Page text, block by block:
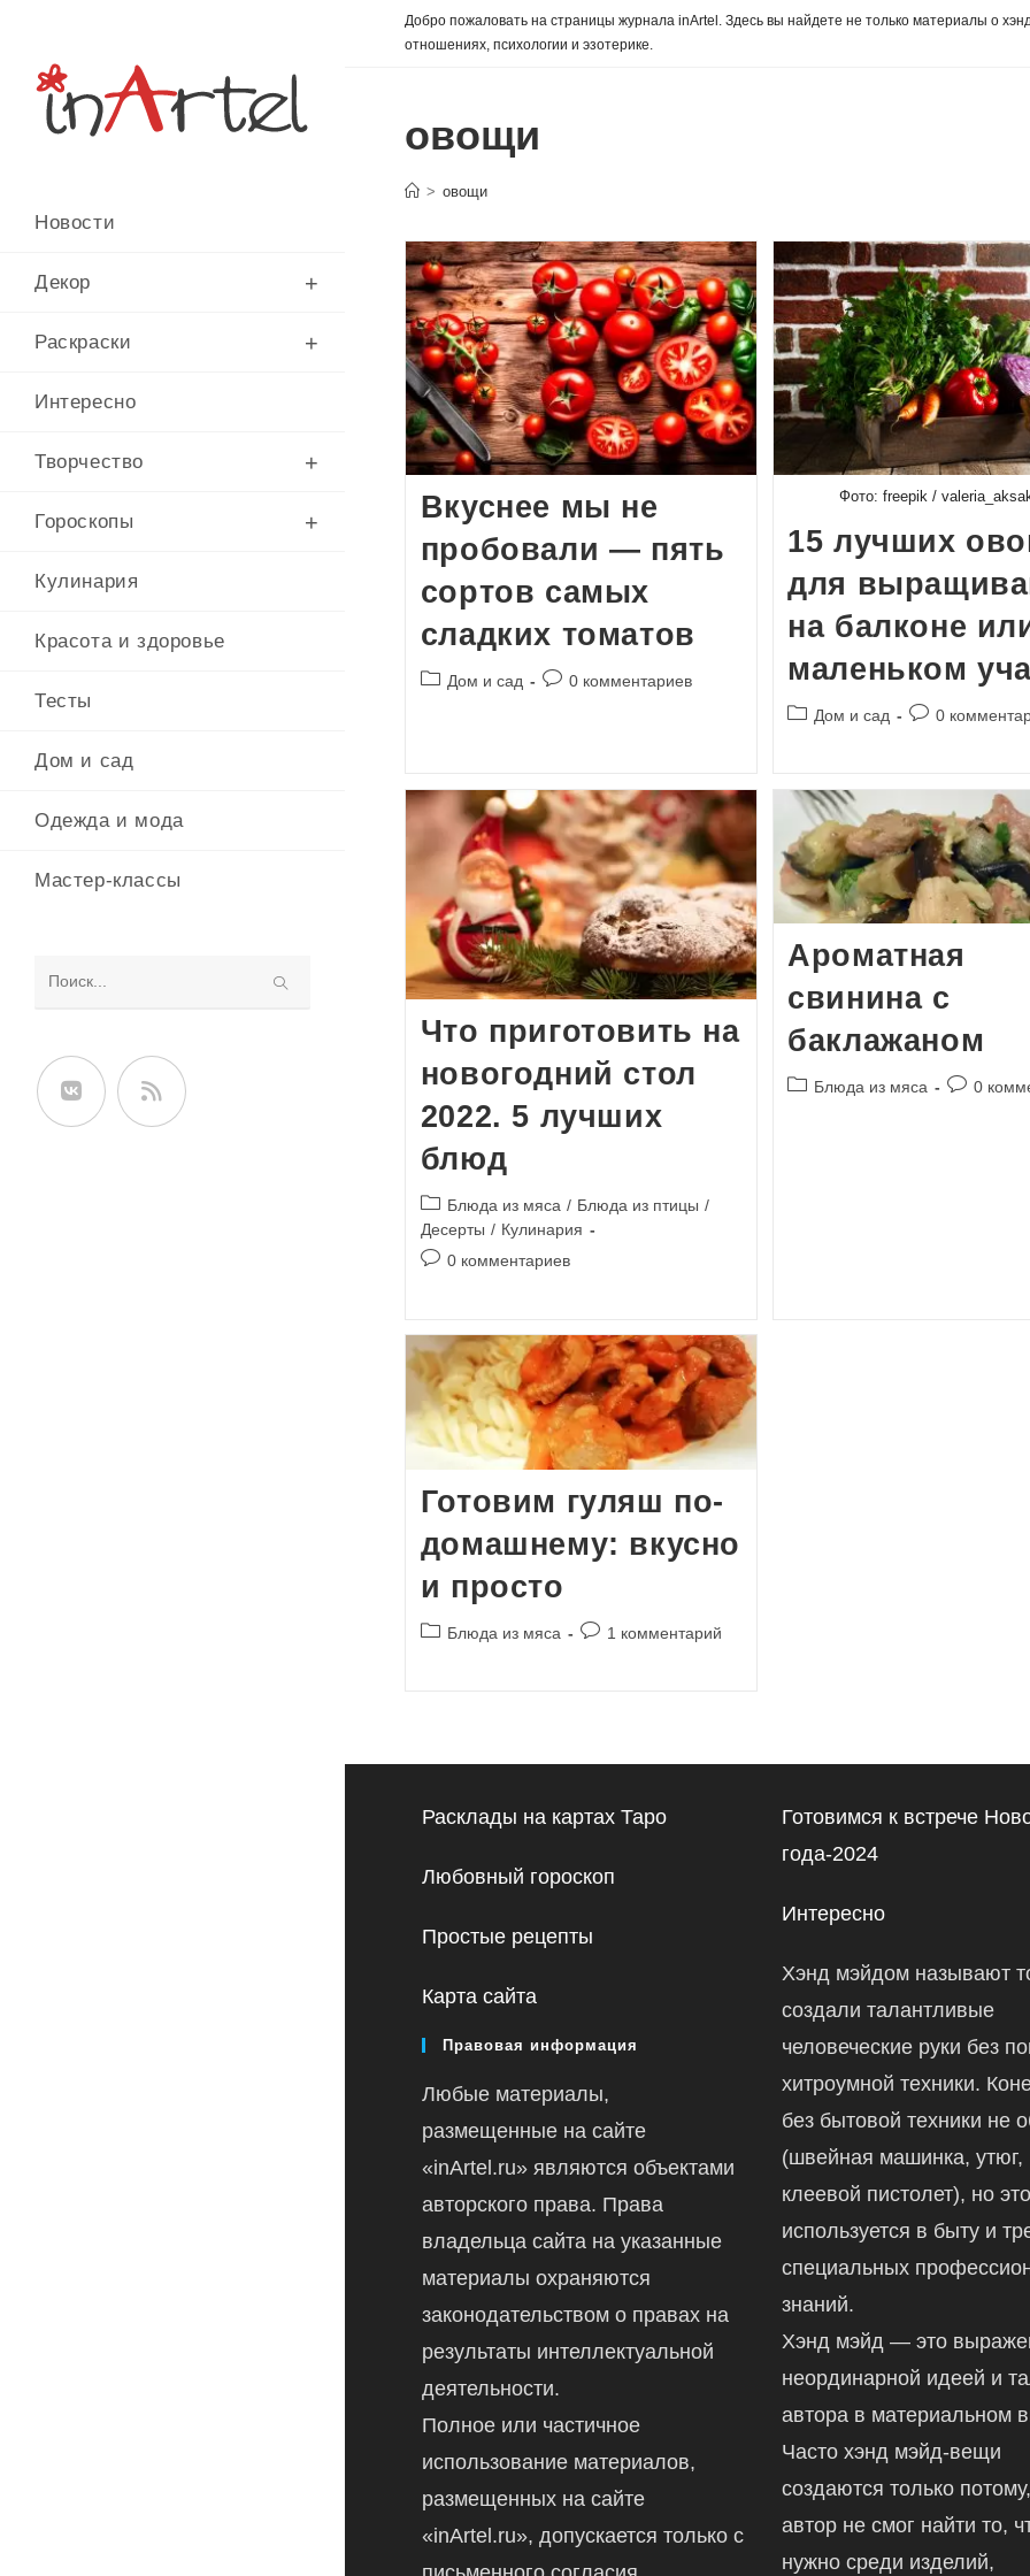
ПерейтиДобро пожаловать на страницы журнала inArtel. Здесь вы найдете не только материалы о
отношениях, психологии и эзотерике.
Новости
Декор
Раскраски
Интересно
Творчество
Гороскопы
Кулинария
Красота и здоровье
Тесты
Дом и сад
Одежда и мода
Мастер-классы
сайте
овощи
> овощи
Вкуснее мы не
пробовали — пять
сортов самых
сладких томатов
РубрикаДом и сад
Комментарии
0 комментариев
Фото: freepik /
15 лучших
для
на балконе
маленьком
РубрикаДом и сад
Комментарии
0
Что приготовить на
новогодний стол
2022. 5 лучших
блюд
Рубрика
записи:
Блюда из мяса / Блюда из птицы /
Десерты / Кулинария
Комментарии
0 комментариев
Ароматная
свинина с
баклажаном
Рубрика
Блюда из мяса 0
Готовим гуляш по-
домашнему: вкусно
и просто
РубрикаБлюда из мяса
Комментарии
1 комментарий
Расклады на картах Таро
Любовный гороскоп
Простые рецепты
Карта сайта
Правовая информация
Любые материалы,
размещенные на сайте
«inArtel.ru» являются объектами
авторского права. Права
владельца сайта на указанные
материалы охраняются
законодательством о правах на
результаты интеллектуальной
деятельности.
Полное или частичное
использование материалов,
размещенных на сайте
«inArtel.ru», допускается только с
Готовимся к встрече
года-2024
Интересно
Хэнд мэйдом называют
создали талантливые
человеческие руки без
хитроумной техники.
без бытовой техники не
(швейная машинка, утюг,
клеевой пистолет), но
используется в быту и
специальных
знаний.
Хэнд мэйд — это
неординарной идеей и
автора в материальном
Часто хэнд мэйд-вещи
создаются только
автор не смог найти то,
нужно среди изделий,